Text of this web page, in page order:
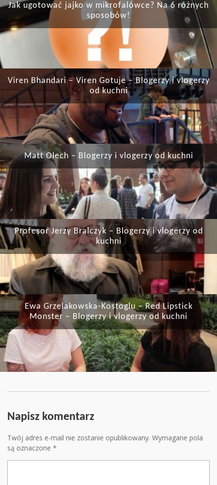
Jak ugotować jajko w mikrofalówce? Na 6 różnych
sposobów!
Viren Bhandari – Viren Gotuje – Blogerzy i vlogerzy
od kuchni
Matt Olech – Blogerzy i vlogerzy od kuchni
Profesor Jerzy Bralczyk – Blogerzy i vlogerzy od
kuchni
Ewa Grzelakowska-Kostoglu – Red Lipstick
Monster – Blogerzy i vlogerzy od kuchni
Napisz komentarz
Twój adres e-mail nie zostanie opublikowany. Wymagane pola
są oznaczone *